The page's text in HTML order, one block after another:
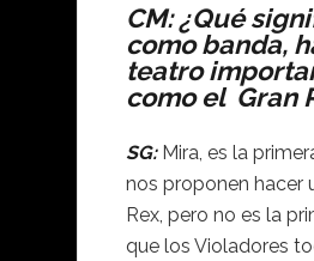
CM: ¿Qué
como banda,
teatro
como el Gran
SG:Mira, es la
nos proponen hacer
Rex, pero no es la
que los Violadores